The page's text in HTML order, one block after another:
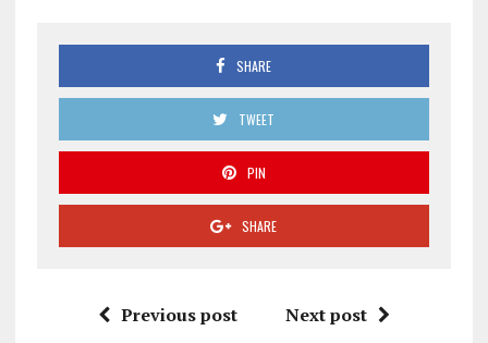
SHARE
TWEET
PIN
SHARE
Previous post Next post